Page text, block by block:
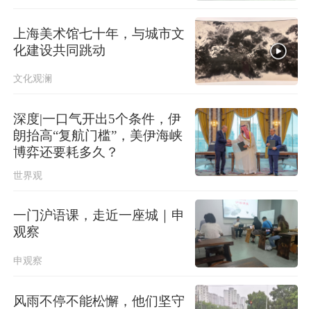
上海美术馆七十年，与城市文
化建设共同跳动
文化观澜
深度|一口气开出5个条件，伊
朗抬高“复航门槛”，美伊海峡
博弈还要耗多久？
世界观
一门沪语课，走近一座城｜申
观察
申观察
风雨不停不能松懈，他们坚守